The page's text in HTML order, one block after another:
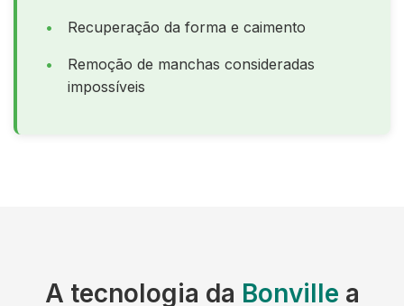
Recuperação da forma e caimento
Remoção de manchas consideradas
impossíveis
A tecnologia da Bonville a